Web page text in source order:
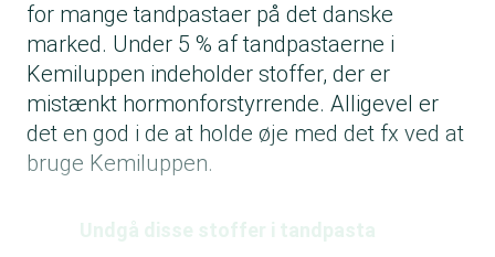
for mange tandpastaer på det danske
marked. Under 5 % af tandpastaerne i
Kemiluppen indeholder stoffer, der er
mistænkt hormonforstyrrende. Alligevel er
det en god i de at holde øje med det fx ved at
bruge Kemiluppen.
Undgå disse stoffer i tandpasta